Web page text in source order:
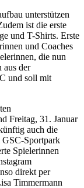
unterstützen
ist die erste
und T-Shirts. Erste
und Coaches
, die nun
aus der
und soll mit
Freitag, 31. Januar
auch die
Sportpark
Spielerinnen
gram
direkt per
Timmermann